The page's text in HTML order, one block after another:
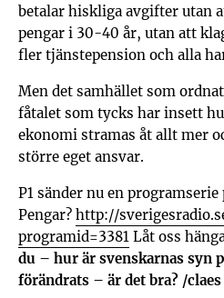
betalar hiskliga avgifter utan
pengar i 30-40 år, utan att
fler tjänstepension och alla
Men det samhället som
fåtalet som tycks har insett
ekonomi stramas åt allt mer
större eget ansvar.
P1 sänder nu en
Pengar? http://
programid=3381 Låt oss
du – hur är svenskarnas syn
förändrats – är det bra? /